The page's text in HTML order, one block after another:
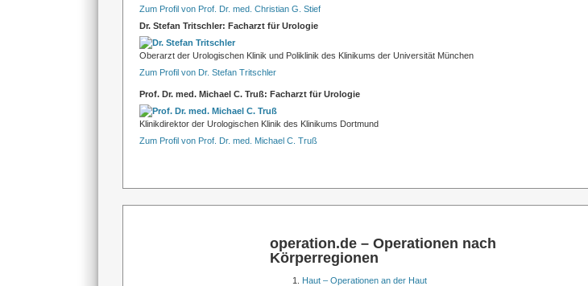
Zum Profil von Prof. Dr. med. Christian G. Stief
Dr. Stefan Tritschler: Facharzt für Urologie
Oberarzt der Urologischen Klinik und Poliklinik des Klinikums der Universität München
Zum Profil von Dr. Stefan Tritschler
Prof. Dr. med. Michael C. Truß: Facharzt für Urologie
Klinikdirektor der Urologischen Klinik des Klinikums Dortmund
Zum Profil von Prof. Dr. med. Michael C. Truß
operation.de – Operationen nach
Körperregionen
Haut – Operationen an der Haut